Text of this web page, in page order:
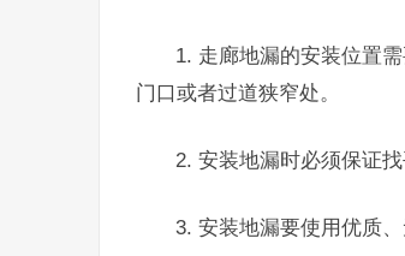
1. 走廊地漏的安装位置
门口或者过道狭窄处。
2. 安装地漏时必须保证
3. 安装地漏要使用优质